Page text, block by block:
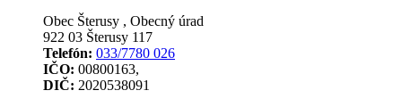
Obec Šterusy , Obecný úrad
922 03 Šterusy 117
Telefón: 033/7780 026
IČO: 00800163,
DIČ: 2020538091